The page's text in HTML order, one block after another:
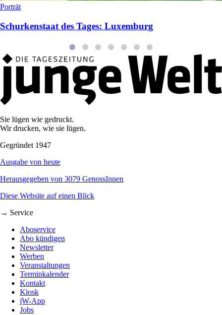
Porträt
Schurkenstaat des Tages: Luxemburg
Sie lügen wie gedruckt.
Wir drucken, wie sie lügen.
Gegründet 1947
Ausgabe von heute
Herausgegeben von 3079 GenossInnen
Diese Website auf einen Blick
→ Service
Aboservice
Abo kündigen
Newsletter
Werben
Veranstaltungen
Terminkalender
Kontakt
Kiosk
jW-App
Jobs